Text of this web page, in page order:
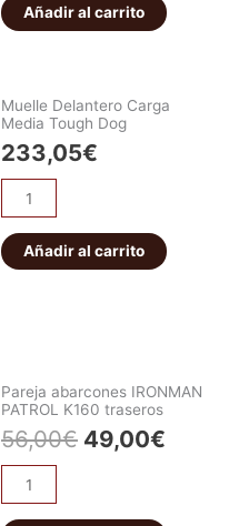
Añadir al carrito
Muelle Delantero Carga
Media Tough Dog
233,05€
Añadir al carrito
Pareja abarcones IRONMAN
PATROL K160 traseros
56,00€ 49,00€